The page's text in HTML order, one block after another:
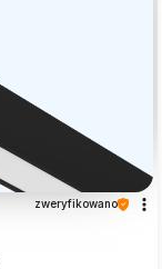
zweryfikowano